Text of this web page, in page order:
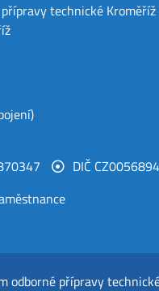
technické Kroměříž
DIČ
odborné přípravy